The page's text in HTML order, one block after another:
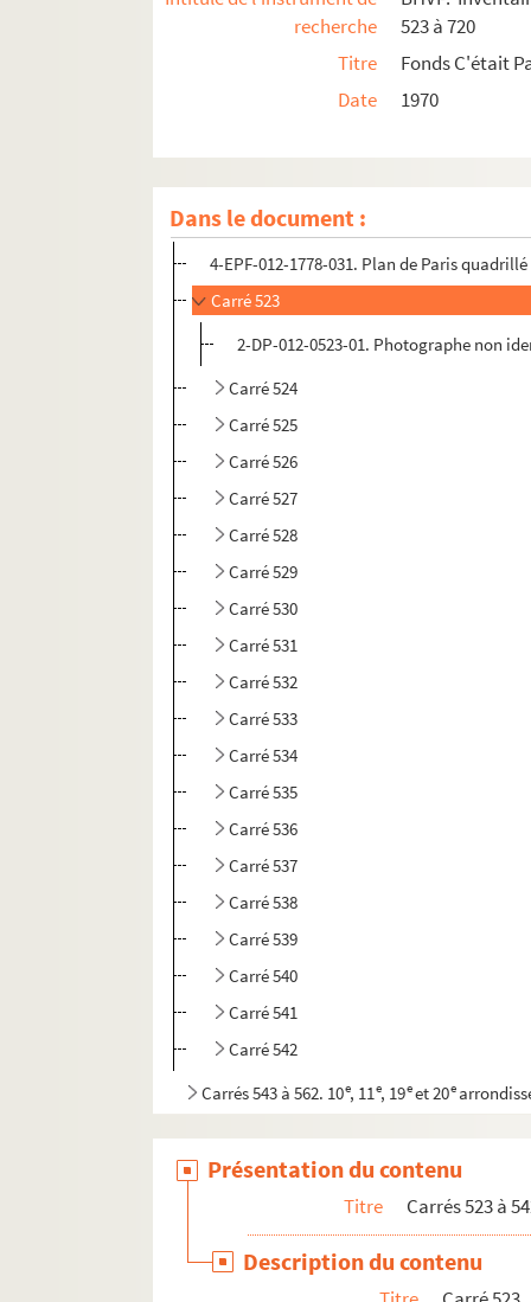
recherche
523 à 720
Titre
Fonds C'était
Date
1970
Dans le document :
Carrés 523 à 542. 2e, 3e, 10
4-EPF-012-1778-031. Plan de Paris
Carré 523
2-DP-012-0523-01. Photographe non
Carré 524
Carré 525
Carré 526
Carré 527
Carré 528
Carré 529
Carré 530
Carré 531
Carré 532
Carré 533
Carré 534
Carré 535
Carré 536
Carré 537
Carré 538
Carré 539
Carré 540
Carré 541
Carré 542
Carrés 543 à 562. 10e, 11e, 19eet 20e
Carrés 583 à 602. 19 et 20 arrondissements
Carrés 603 à 620. 16earrondissement, Bois
Carrés 621 à 640. 16earrondissement, Bois
Carrés 641 à 660. 16earrondissement, Bois
Présentation du contenu
Titre Carrés 523 à
Description du contenu